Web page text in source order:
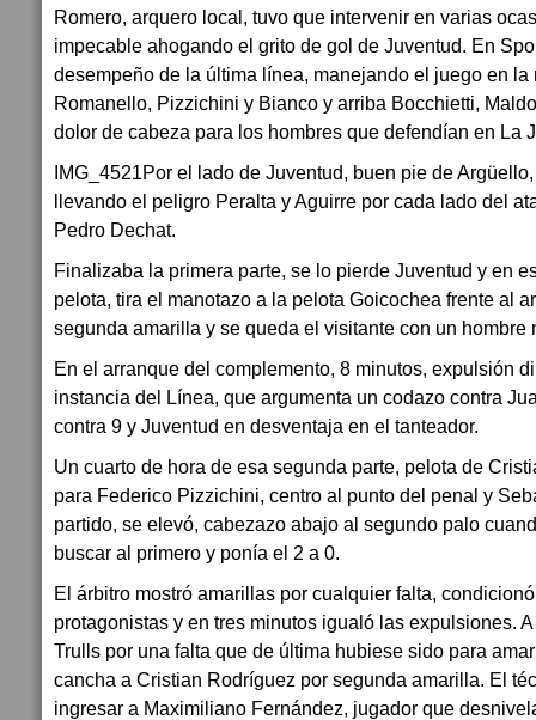
Romero, arquero local, tuvo que intervenir en varias
impecable ahogando el grito de gol de Juventud. En
desempeño de la última línea, manejando el juego en la
Romanello, Pizzichini y Bianco y arriba Bocchietti,
dolor de cabeza para los hombres que defendían en La
IMG_4521Por el lado de Juventud, buen pie de
llevando el peligro Peralta y Aguirre por cada lado del
Pedro Dechat.
Finalizaba la primera parte, se lo pierde Juventud y en
pelota, tira el manotazo a la pelota Goicochea frente al
segunda amarilla y se queda el visitante con un hombre
En el arranque del complemento, 8 minutos, expulsión
instancia del Línea, que argumenta un codazo contra
contra 9 y Juventud en desventaja en el tanteador.
Un cuarto de hora de esa segunda parte, pelota de
para Federico Pizzichini, centro al punto del penal y
partido, se elevó, cabezazo abajo al segundo palo
buscar al primero y ponía el 2 a 0.
El árbitro mostró amarillas por cualquier falta,
protagonistas y en tres minutos igualó las expulsiones.
Trulls por una falta que de última hubiese sido para
cancha a Cristian Rodríguez por segunda amarilla. El
ingresar a Maximiliano Fernández, jugador que